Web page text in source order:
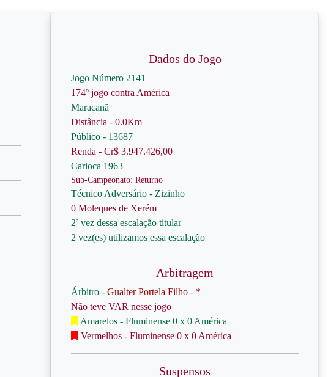
Dados do Jogo
Jogo Número 2141
174º jogo contra América
Maracanã
Distância - 0.0Km
Público - 13687
Renda - Cr$ 3.947.426,00
Carioca 1963
Sub-Campeonato: Returno
Técnico Adversário - Zizinho
0 Moleques de Xerém
2ª vez dessa escalação titular
2 vez(es) utilizamos essa escalação
Arbitragem
Árbitro - Gualter Portela Filho - *
Não teve VAR nesse jogo
Amarelos - Fluminense 0 x 0 América
Vermelhos - Fluminense 0 x 0 América
Suspensos